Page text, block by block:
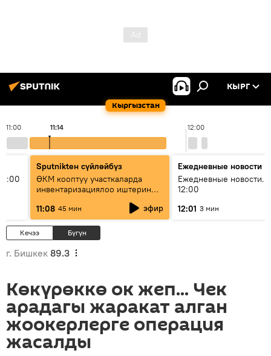
Кыргызстан
КЫРГ
11:00 12:00
11:14
Sputnikteн сүйлөйбүз
ӨКМ кооптуу участкаларда
инвентаризациялоо иштерин
жүргүзүүдө — иш кайсы этапта?
11:08 45 мин эфир
Ежедневные новости
Ежедневные новости.
12:00
12:01 3 мин
Кечээ Бүгүн
г. Бишкек 89.3
Көкүрөккө ок жеп... Чек
арадагы жаракат алган
жоокерлерге операция
жасалды